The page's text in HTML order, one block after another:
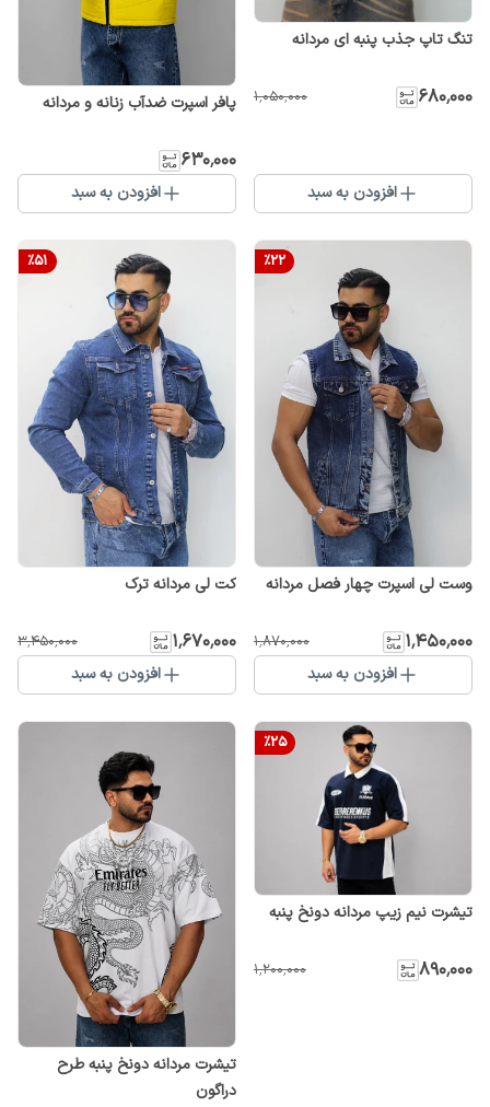
تنگ تاپ جذب پنبه ای مردانه
۶۸۰٬۰۰۰ ۱٬۰۵۰٬۰۰۰
افزودن به سبد
پافر اسپرت ضدآب زنانه و مردانه
۶۳۰٬۰۰۰
افزودن به سبد
%22
وست لی اسپرت چهار فصل مردانه
۱٬۴۵۰٬۰۰۰ ۱٬۸۷۰٬۰۰۰
افزودن به سبد
%51
کت لی مردانه ترک
۱٬۶۷۰٬۰۰۰ ۳٬۴۵۰٬۰۰۰
افزودن به سبد
%25
تیشرت نیم زیپ مردانه دونخ پنبه
۸۹۰٬۰۰۰ ۱٬۲۰۰٬۰۰۰
تیشرت مردانه دونخ پنبه طرح
دراگون